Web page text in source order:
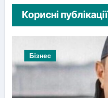
Корисні публікації
Бізнес